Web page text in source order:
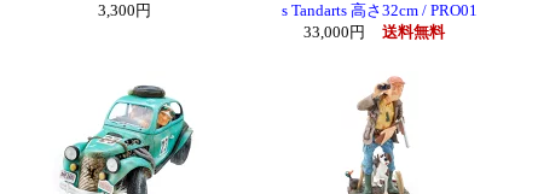
3,300円
s Tandarts 高さ32cm / PRO01
33,000円
送料無料